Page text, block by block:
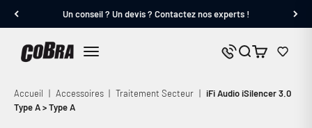
Un conseil ? Un devis ? Contactez nos experts !
Cobra.fr
Nous contacter
Panier
Accueil | Accessoires | Traitement Secteur | iFi Audio iSilencer 3.0
Type A > Type A